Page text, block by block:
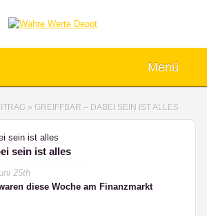
Menü
» GREIFFBAR – DABEI SEIN IST ALLES
sein ist alles
25th
diese Woche am Finanzmarkt